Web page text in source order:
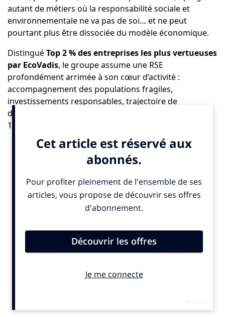
autant de métiers où la responsabilité sociale et
environnementale ne va pas de soi… et ne peut
pourtant plus être dissociée du modèle économique.
DistinguéTop 2 % des entreprises les plus vertueuses
par EcoVadis, le groupe assume une RSE
profondément arrimée à son cœur d’activité :
accompagnement des populations fragiles,
investissements responsables, trajectoire de
décarbonation, pédagogie financière, mobilisation de
10 000 collaborateurs.
Dans cet entretien pour The Good,Anne Ramon
revient sans détour sur les choix structurants de
un monde sous tension, les entreprises ont
désormais un rôle de protection sociale et